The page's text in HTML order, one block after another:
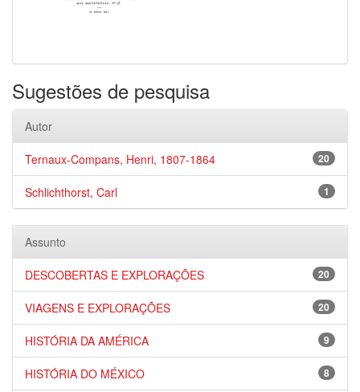
Sugestões de pesquisa
Autor
20
Ternaux-Compans, Henri, 1807-1864
1
Schlichthorst, Carl
Assunto
20
DESCOBERTAS E EXPLORAÇÕES
20
VIAGENS E EXPLORAÇÕES
9
HISTÓRIA DA AMÉRICA
8
HISTÓRIA DO MÉXICO